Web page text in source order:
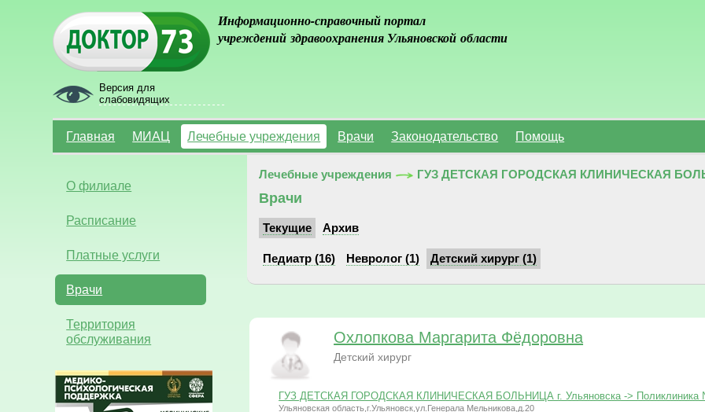
Версия для
слабовидящих
Информационно-справочный портал
учреждений здравоохранения Ульяновской области
Главная МИАЦ Лечебные учреждения Врачи Законодательство Помощь
О филиале
Расписание
Платные услуги
Врачи
Территория
обслуживания
Лечебные учреждения ГУЗ ДЕТСКАЯ ГОРОДСКАЯ КЛИНИЧЕСКАЯ
Врачи
Текущие Архив
Педиатр (16) Невролог (1) Детский хирург (1)
Охлопкова Маргарита Фёдоровна
Детский хирург
ГУЗ ДЕТСКАЯ ГОРОДСКАЯ КЛИНИЧЕСКАЯ БОЛЬНИЦА г. Ульяновска -> Поликлиника
Ульяновская область,г.Ульяновск,ул.Генерала Мельникова,д.20